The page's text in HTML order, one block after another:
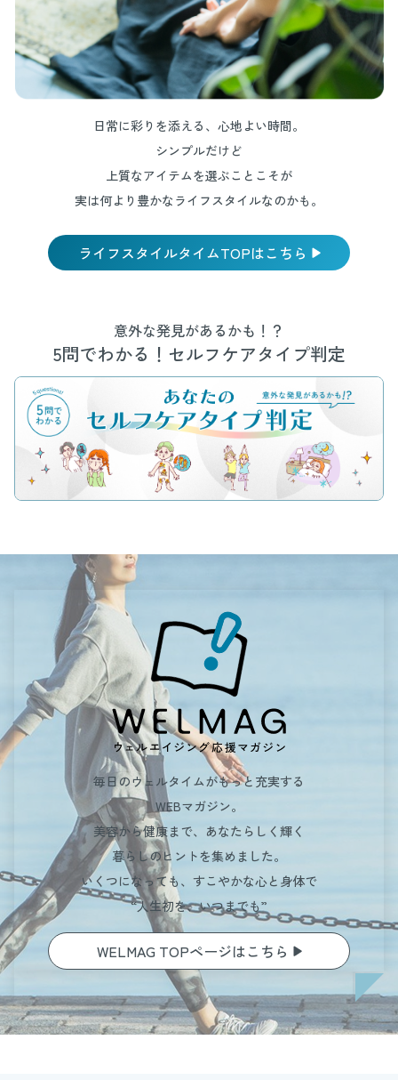
日常に彩りを添える、心地よい時間。
シンプルだけど
上質なアイテムを選ぶことこそが
実は何より豊かなライフスタイルなのかも。
ライフスタイルタイムTOPはこちら
意外な発見があるかも！？
5問でわかる！セルフケアタイプ判定
毎日のウェルタイムがもっと充実する
WEBマガジン。
美容から健康まで、あなたらしく輝く
暮らしのヒントを集めました。
いくつになっても、すこやかな心と身体で
“人生初を、いつまでも”
WELMAG TOPページはこちら